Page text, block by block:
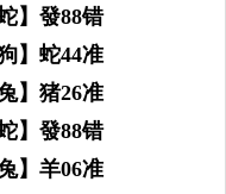
】發88错
】蛇44准
】猪26准
】發88错
】羊06准